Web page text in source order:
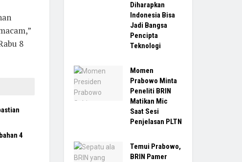
8
4
Diharapkan
Indonesia Bisa
Jadi Bangsa
Pencipta
Teknologi
Momen
Prabowo Minta
Peneliti BRIN
Matikan Mic
Saat Sesi
Penjelasan PLTN
Temui Prabowo,
BRIN Pamer